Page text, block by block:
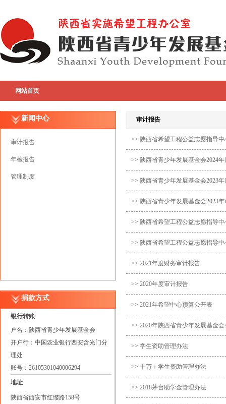
网站首页
新闻中心
审计报告
年检报告
管理制度
捐款方式
银行转账
户名：陕西省青少年发展基金会
开户行：中国农业银行西安含光门分
理处
账号：26105301040006294
地址
陕西省西安市红缨路158号
审计报告
>> 陕西省希望工程公益志愿指导
>> 陕西省青少年发展基金会2024
>> 陕西省青少年发展基金会2023
>> 陕西省青少年发展基金会2023
>> 陕西省希望工程公益志愿指导
>> 陕西省希望工程公益志愿指导
>> 2021年度财务审计报告
>> 2020年度审计报告
>> 2021年希望中心预算公开表
>> 2020年陕西省青少年发展基金会
>> 学生资助管理办法
>> 十万＋学生资助管理办法
>> 2018茅台助学金管理办法